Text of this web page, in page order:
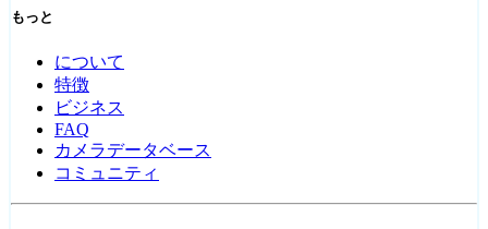
もっと
について
特徴
ビジネス
FAQ
カメラデータベース
コミュニティ